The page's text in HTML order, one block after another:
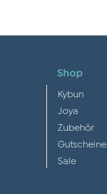
Shop
Kybun
Joya
Zubehör
Gutscheine
Sale